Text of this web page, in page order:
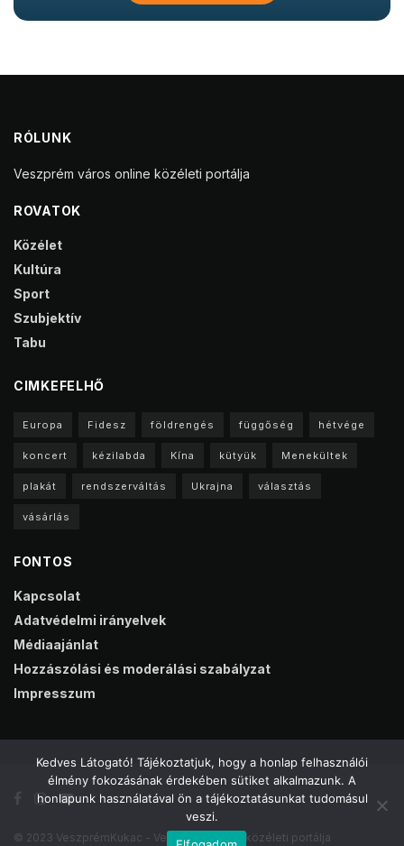
RÓLUNK
Veszprém város online közéleti portálja
ROVATOK
Közélet
Kultúra
Sport
Szubjektív
Tabu
CIMKEFELHŐ
Europa Fidesz földrengés függőség hétvége
koncert kézilabda Kína kütyük Menekültek
plakát rendszerváltás Ukrajna választás
vásárlás
FONTOS
Kapcsolat
Adatvédelmi irányelvek
Médiaajánlat
Hozzászólási és moderálási szabályzat
Impresszum
© 2023 VeszprémKukac - Veszprém online közéleti portálja
Kedves Látogató! Tájékoztatjuk, hogy a honlap felhasználói
élmény fokozásának érdekében sütiket alkalmazunk. A
honlapunk használatával ön a tájékoztatásunkat tudomásul
veszi.